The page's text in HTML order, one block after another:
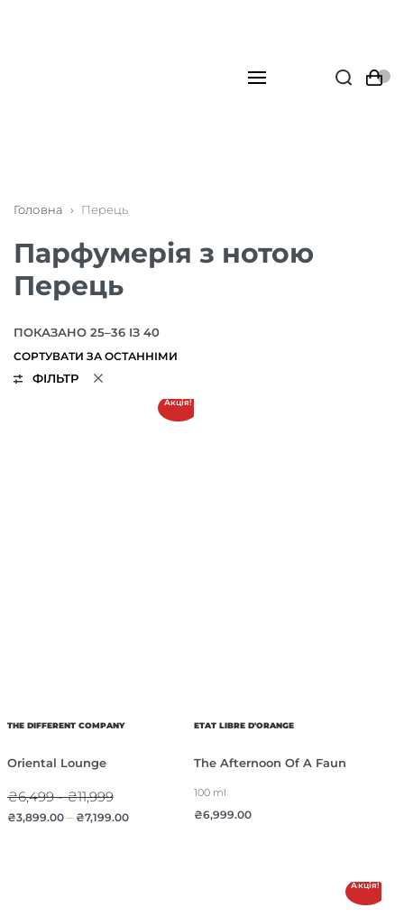
Головна › Перець
Парфумерія з нотою
Перець
ПОКАЗАНО 25–36 ІЗ 40
ФІЛЬТР
Акція!
THE DIFFERENT COMPANY
Oriental Lounge
₴6,499 - ₴11,999
₴3,899.00– ₴7,199.00
ETAT LIBRE D'ORANGE
The Afternoon Of A Faun
100 ml
₴6,999.00
Акція!